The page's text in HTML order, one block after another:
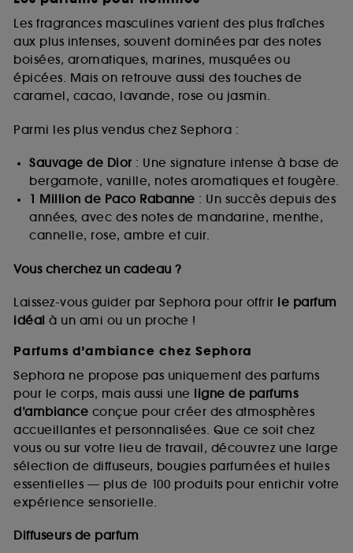
Les fragrances masculines varient des plus fraîches
aux plus intenses, souvent dominées par des notes
boisées, aromatiques, marines, musquées ou
épicées. Mais on retrouve aussi des touches de
caramel, cacao, lavande, rose ou jasmin.
Parmi les plus vendus chez Sephora :
Sauvage de Dior: Une signature intense à base de
bergamote, vanille, notes aromatiques et fougère.
1 Million de Paco Rabanne : Un succès depuis des
années, avec des notes de mandarine, menthe,
cannelle, rose, ambre et cuir.
Vous cherchez un cadeau ?
Laissez-vous guider par Sephora pour offrir le parfum
idéal à un ami ou un proche !
Parfums d’ambiance chez Sephora
Sephora ne propose pas uniquement des parfums
pour le corps, mais aussi une ligne de parfums
d’ambiance conçue pour créer des atmosphères
accueillantes et personnalisées. Que ce soit chez
vous ou sur votre lieu de travail, découvrez une large
sélection de diffuseurs, bougies parfumées et huiles
essentielles — plus de 100 produits pour enrichir votre
expérience sensorielle.
Diffuseurs de parfum